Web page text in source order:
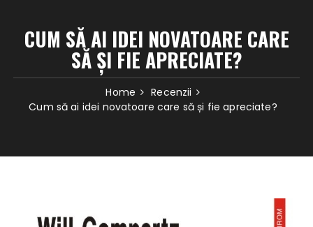
CUM SĂ AI IDEI NOVATOARE CARE
SĂ ȘI FIE APRECIATE?
Home
Recenzii
Cum să ai idei novatoare care să și fie apreciate?